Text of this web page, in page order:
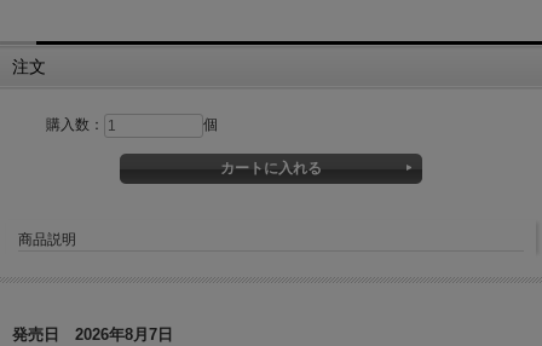
注文
購入数： 個
商品説明
発売日 2026年8月7日